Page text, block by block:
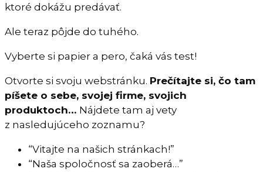
ktoré dokážu predávať.
Ale teraz pôjde do tuhého.
Vyberte si papier a pero, čaká vás test!
Otvorte si svoju webstránku. Prečítajte si, čo tam
píšete o sebe, svojej firme, svojich
produktoch… Nájdete tam aj vety
z nasledujúceho zoznamu?
“Vitajte na našich stránkach!”
“Naša spoločnosť sa zaoberá…”